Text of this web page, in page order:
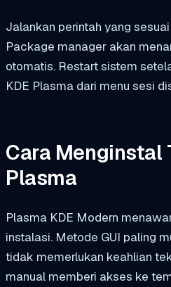
Jalankan perintah yang
Package manager akan
otomatis. Restart sistem
KDE Plasma dari menu sesi
Cara Menginstal
Plasma
Plasma KDE Modern
instalasi. Metode GUI paling
tidak memerlukan keahlian
manual memberi akses ke